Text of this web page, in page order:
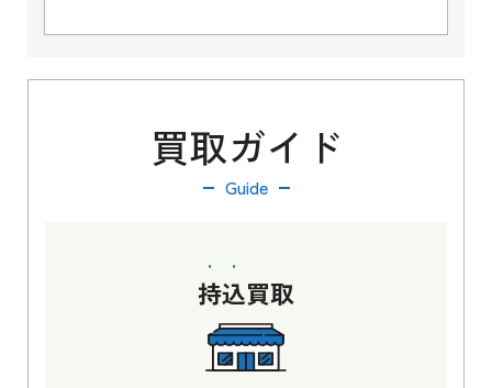
買取ガイド
Guide
持込買取